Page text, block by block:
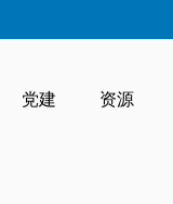
党建 资源